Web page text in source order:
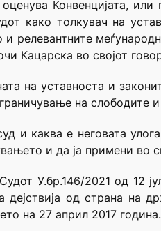
Конвенцијата,
како толкувач на
релевантните
Кацарска во својот
на уставноста и
на слободите
и каква е неговата
и да ја примени во
Судот У.бр.146/2021 од 12
од страна на
на 27 април 2017 година.